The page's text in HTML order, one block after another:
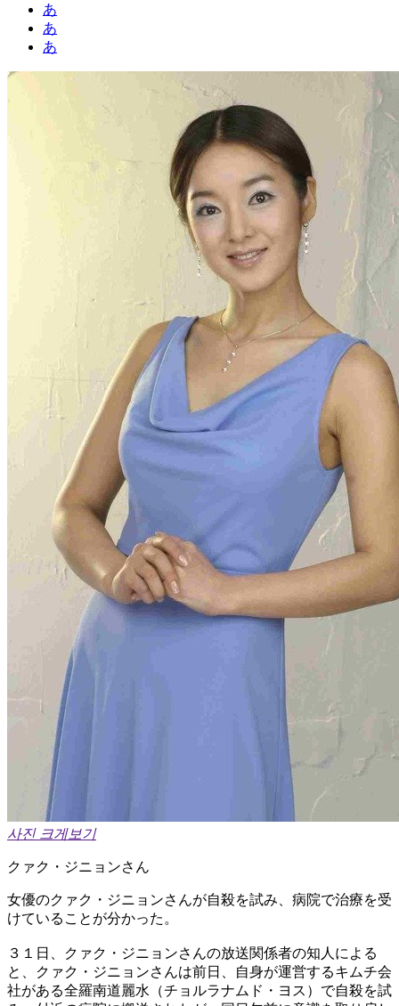
あ
あ
あ
사진 크게보기
クァク・ジニョンさん
女優のクァク・ジニョンさんが自殺を試み、病院で治療を受
けていることが分かった。
３１日、クァク・ジニョンさんの放送関係者の知人による
と、クァク・ジニョンさんは前日、自身が運営するキムチ会
社がある全羅南道麗水（チョルラナムド・ヨス）で自殺を試